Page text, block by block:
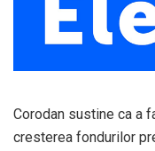
Corodan sustine ca a
cresterea fondurilor